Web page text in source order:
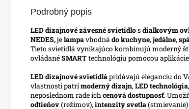
Podrobný popis
LED dizajnové závesné svietidlosdiaľkovým
NEDES,jelampavhodná do kuchyne, jedálne,
Tieto svietidlá vynikajúco kombinujú moderný
ovládanéSMARTtechnológiu pomocou aplikácie
LEDdizajnové svietidlápridávajú eleganciu do
vlastnosti patrímoderný dizajn, LED technológia,
neposlednom rade ich cenová dostupnosť.
odtieňov(režimov), intenzity svetla(stmievanie)